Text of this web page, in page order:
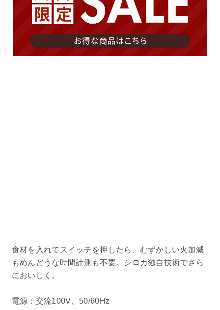
食材を入れてスイッチを押したら、むずかしい火加減
もめんどうな時間計測も不要。シロカ独自技術でさら
においしく。
電源：交流100V、50/60Hz